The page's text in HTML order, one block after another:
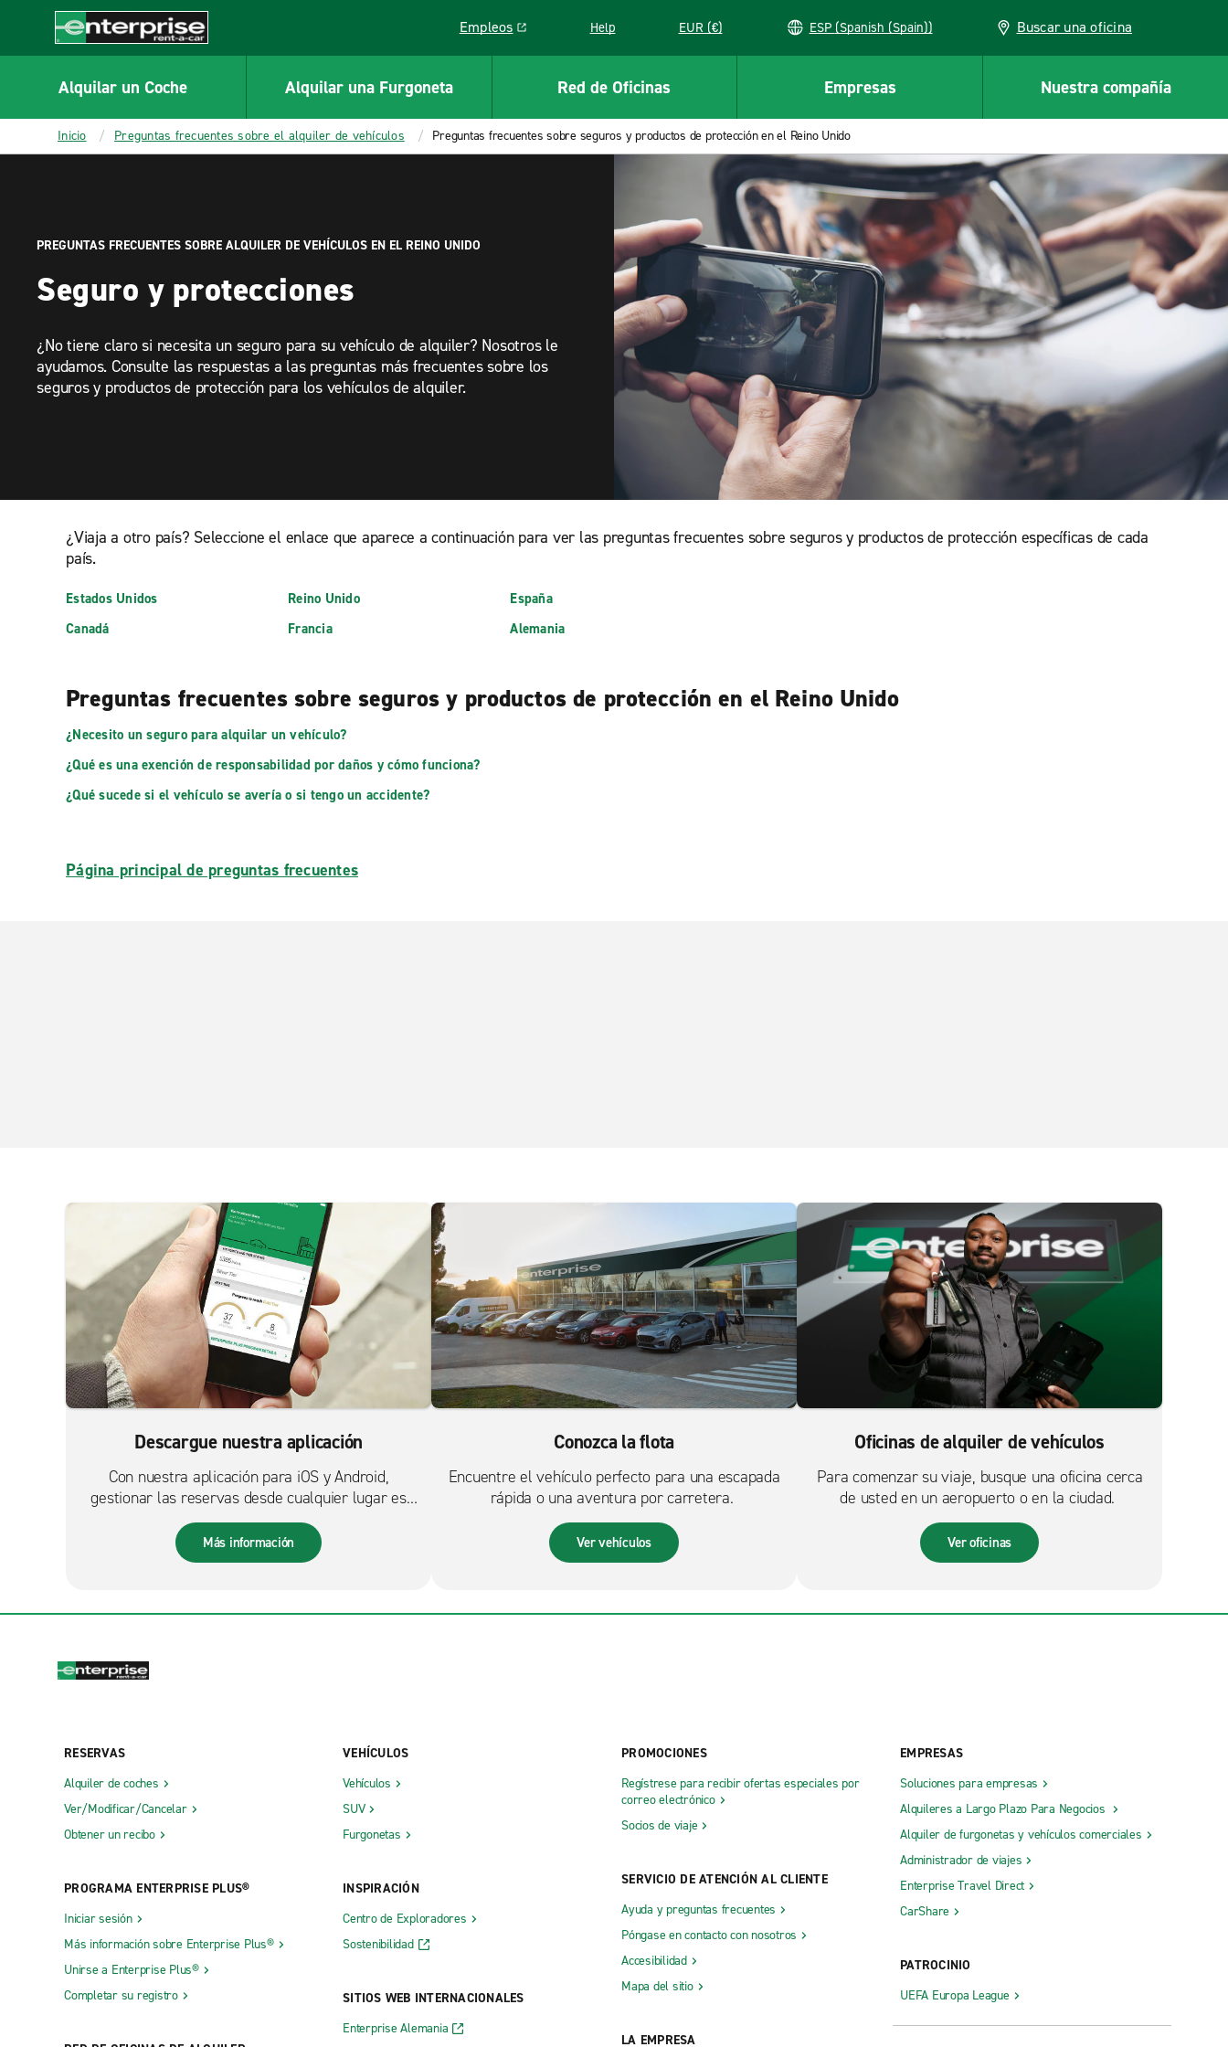
CONTENT
Enterprise
Empleos
Link opens in a new window
Help EUR (€) ESP (Spanish (Spain)) Buscar una oficina
Alquilar un Coche Alquilar una Furgoneta Red de Oficinas Empresas Nuestra compañía
Inicio Preguntas frecuentes sobre el alquiler de vehículos Preguntas frecuentes sobre seguros y productos de protección en el Reino Unido
PREGUNTAS FRECUENTES SOBRE ALQUILER DE VEHÍCULOS EN EL REINO UNIDO
Seguro y protecciones
¿No tiene claro si necesita un seguro para su vehículo de alquiler? Nosotros le
ayudamos. Consulte las respuestas a las preguntas más frecuentes sobre los
seguros y productos de protección para los vehículos de alquiler.
¿Viaja a otro país? Seleccione el enlace que aparece a continuación para ver las preguntas frecuentes sobre seguros y productos de protección específicas de cada
país.
Estados Unidos
Canadá
Reino Unido
Francia
España
Alemania
Preguntas frecuentes sobre seguros y productos de protección en el Reino Unido
¿Necesito un seguro para alquilar un vehículo?
¿Qué es una exención de responsabilidad por daños y cómo funciona?
¿Qué sucede si el vehículo se avería o si tengo un accidente?
Página principal de preguntas frecuentes
Descargue nuestra aplicación
Con nuestra aplicación para iOS y Android,
gestionar las reservas desde cualquier lugar es
más fácil que nunca.
Más información
Conozca la flota
Encuentre el vehículo perfecto para una escapada
rápida o una aventura por carretera.
Ver vehículos
Oficinas de alquiler de vehículos
Para comenzar su viaje, busque una oficina cerca
de usted en un aeropuerto o en la ciudad.
Ver oficinas
RESERVAS
Alquiler de coches
Ver/Modificar/Cancelar
Obtener un recibo
PROGRAMA ENTERPRISE PLUS®
Iniciar sesión
Más información sobre Enterprise Plus®
Unirse a Enterprise Plus®
Completar su registro
VEHÍCULOS
Vehículos
SUV
Furgonetas
INSPIRACIÓN
Centro de Exploradores
Sostenibilidad
SITIOS WEB INTERNACIONALES
Enterprise Alemania
PROMOCIONES
Regístrese para recibir ofertas especiales por
correo electrónico
Socios de viaje
SERVICIO DE ATENCIÓN AL CLIENTE
Ayuda y preguntas frecuentes
Póngase en contacto con nosotros
Accesibilidad
Mapa del sitio
LA EMPRESA
EMPRESAS
Soluciones para empresas
Alquileres a Largo Plazo Para Negocios
Alquiler de furgonetas y vehículos comerciales
Administrador de viajes
Enterprise Travel Direct
CarShare
PATROCINIO
UEFA Europa League